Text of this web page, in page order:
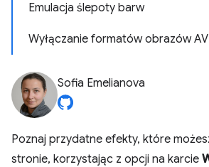
Emulacja ślepoty barw
Wyłączanie formatów obrazów
Sofia Emelianova
Poznaj przydatne efekty, które
stronie, korzystając z opcji na karcie